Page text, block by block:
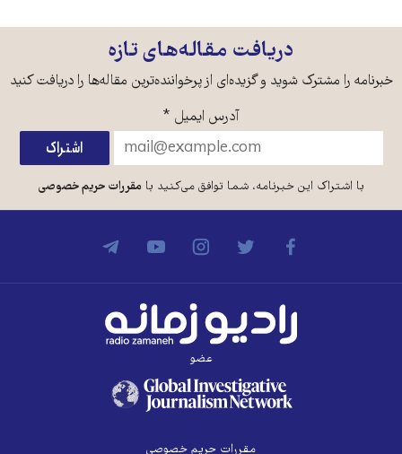
دریافت مقاله‌های تازه
خبرنامه را مشترک شوید و گزیده‌ای از پرخواننده‌ترین مقاله‌ها را دریافت کنید
آدرس ایمیل *
با اشتراک این خبرنامه، شما توافق می‌کنید بامقررات حریم خصوصی
عضو
مقررات حریم خصوصی